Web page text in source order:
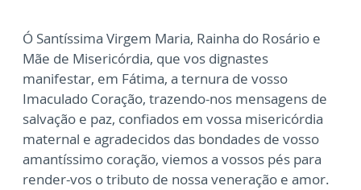
Ó Santíssima Virgem Maria, Rainha do Rosário e
Mãe de Misericórdia, que vos dignastes
manifestar, em Fátima, a ternura de vosso
Imaculado Coração, trazendo-nos mensagens de
salvação e paz, confiados em vossa misericórdia
maternal e agradecidos das bondades de vosso
amantíssimo coração, viemos a vossos pés para
render-vos o tributo de nossa veneração e amor.